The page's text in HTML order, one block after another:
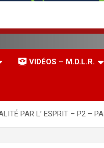
VIDÉOS – M.D.L.R.
PAR L’ ESPRIT – P2 –